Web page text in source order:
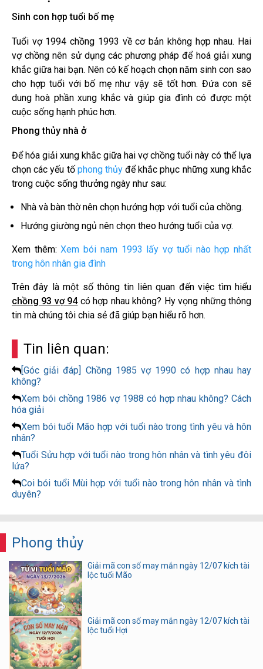
Sinh con hợp tuổi bố mẹ
Tuổi vợ 1994 chồng 1993 về cơ bản không hợp nhau. Hai
vợ chồng nên sử dụng các phương pháp để hoá giải xung
khắc giữa hai bạn. Nên có kế hoạch chọn năm sinh con sao
cho hợp tuổi với bố mẹ như vậy sẽ tốt hơn. Đứa con sẽ
dung hoà phần xung khắc và giúp gia đình có được một
cuộc sống hạnh phúc hơn.
Phong thủy nhà ở
Để hóa giải xung khắc giữa hai vợ chồng tuổi này có thể lựa
chọn các yếu tố phong thủyđể khắc phục những xung khắc
trong cuộc sống thưởng ngày như sau:
Nhà và bàn thờ nên chọn hướng hợp với tuổi của chồng.
Hướng giường ngủ nên chọn theo hướng tuổi của vợ.
Xem thêm:Xem bói nam 1993 lấy vợ tuổi nào hợp nhất
trong hôn nhân gia đình
Trên đây là một số thông tin liên quan đến việc tìm hiểu
chồng 93 vợ 94có hợp nhau không? Hy vọng những thông
tin mà chúng tôi chia sẻ đã giúp bạn hiểu rõ hơn.
Tin liên quan:
[Góc giải đáp] Chồng 1985 vợ 1990 có hợp nhau hay
không?
Xem bói chồng 1986 vợ 1988 có hợp nhau không? Cách
hóa giải
Xem bói tuổi Mão hợp với tuổi nào trong tình yêu và hôn
nhân?
Tuổi Sửu hợp với tuổi nào trong hôn nhân và tình yêu đôi
lứa?
Coi bói tuổi Mùi hợp với tuổi nào trong hôn nhân và tình
duyên?
Phong thủy
Giải mã con số may mắn ngày 12/07 kích tài
lộc tuổi Mão
Giải mã con số may mắn ngày 12/07 kích tài
lộc tuổi Hợi